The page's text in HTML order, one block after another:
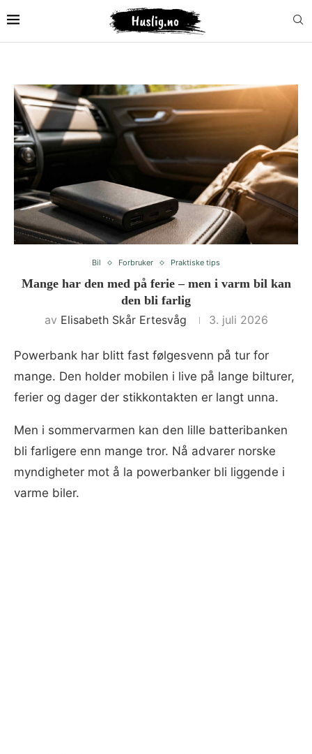
Bil Forbruker Praktiske tips
Mange har den med på ferie – men i varm bil kan
den bli farlig
av Elisabeth Skår Ertesvåg 3. juli 2026
Powerbank har blitt fast følgesvenn på tur for
mange. Den holder mobilen i live på lange bilturer,
ferier og dager der stikkontakten er langt unna.
Men i sommervarmen kan den lille batteribanken
bli farligere enn mange tror. Nå advarer norske
myndigheter mot å la powerbanker bli liggende i
varme biler.